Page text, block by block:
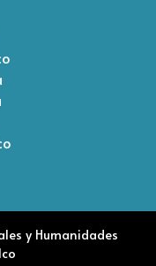
y Humanidades